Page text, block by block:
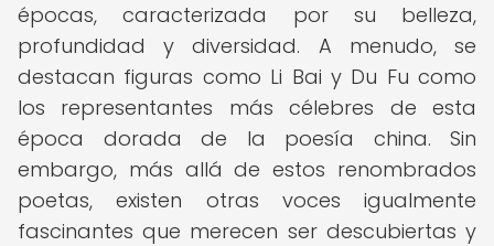
épocas, caracterizada por su belleza,
profundidad y diversidad. A menudo, se
destacan figuras como Li Bai y Du Fu como
los representantes más célebres de esta
época dorada de la poesía china. Sin
embargo, más allá de estos renombrados
poetas, existen otras voces igualmente
fascinantes que merecen ser descubiertas y